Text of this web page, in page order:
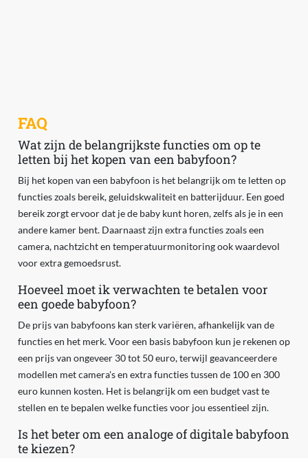
FAQ
Wat zijn de belangrijkste functies om op te
letten bij het kopen van een babyfoon?
Bij het kopen van een babyfoon is het belangrijk om te letten op
functies zoals bereik, geluidskwaliteit en batterijduur. Een goed
bereik zorgt ervoor dat je de baby kunt horen, zelfs als je in een
andere kamer bent. Daarnaast zijn extra functies zoals een
camera, nachtzicht en temperatuurmonitoring ook waardevol
voor extra gemoedsrust.
Hoeveel moet ik verwachten te betalen voor
een goede babyfoon?
De prijs van babyfoons kan sterk variëren, afhankelijk van de
functies en het merk. Voor een basis babyfoon kun je rekenen op
een prijs van ongeveer 30 tot 50 euro, terwijl geavanceerdere
modellen met camera's en extra functies tussen de 100 en 300
euro kunnen kosten. Het is belangrijk om een budget vast te
stellen en te bepalen welke functies voor jou essentieel zijn.
Is het beter om een analoge of digitale babyfoon
te kiezen?